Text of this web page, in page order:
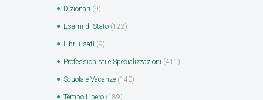
Dizionari (9)
Esami di Stato (122)
Libri usati (9)
Professionisti e Specializzazioni (411)
Scuola e Vacanze (140)
Tempo Libero (189)